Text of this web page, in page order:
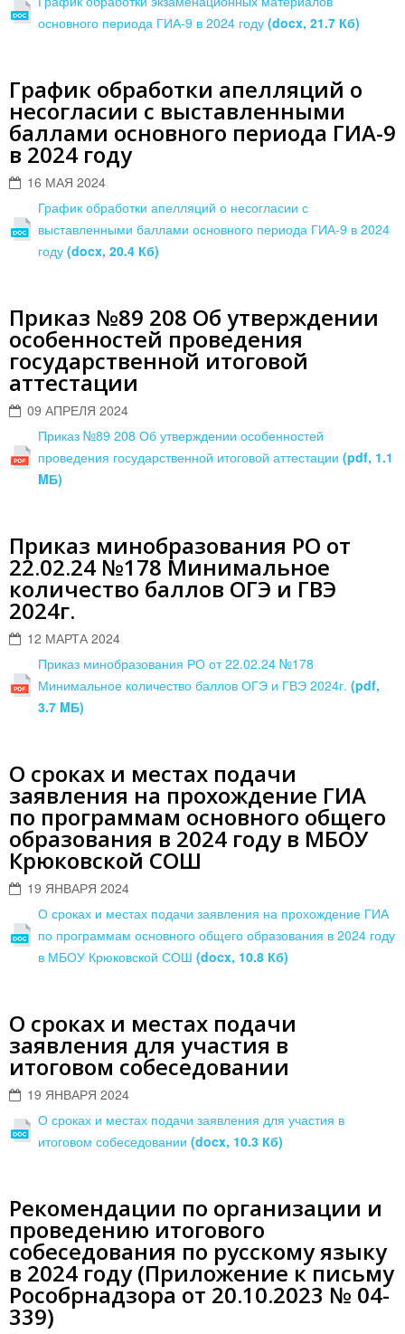
основного периода ГИА-9 в 2024 году (docx, 21.7 Кб)
График обработки апелляций о
несогласии с выставленными
баллами основного периода ГИА-9
в 2024 году
16 МАЯ 2024
График обработки апелляций о несогласии с
выставленными баллами основного периода ГИА-9 в 2024
году (docx, 20.4 Кб)
Приказ №89 208 Об утверждении
особенностей проведения
государственной итоговой
аттестации
09 АПРЕЛЯ 2024
Приказ №89 208 Об утверждении особенностей
проведения государственной итоговой аттестации (pdf, 1.1
MБ)
Приказ минобразования РО от
22.02.24 №178 Минимальное
количество баллов ОГЭ и ГВЭ
2024г.
12 МАРТА 2024
Приказ минобразования РО от 22.02.24 №178
Минимальное количество баллов ОГЭ и ГВЭ 2024г. (pdf,
3.7 MБ)
О сроках и местах подачи
заявления на прохождение ГИА
по программам основного общего
образования в 2024 году в МБОУ
Крюковской СОШ
19 ЯНВАРЯ 2024
О сроках и местах подачи заявления на прохождение ГИА
по программам основного общего образования в 2024 году
в МБОУ Крюковской СОШ (docx, 10.8 Кб)
О сроках и местах подачи
заявления для участия в
итоговом собеседовании
19 ЯНВАРЯ 2024
О сроках и местах подачи заявления для участия в
итоговом собеседовании (docx, 10.3 Кб)
Рекомендации по организации и
проведению итогового
собеседования по русскому языку
в 2024 году (Приложение к письму
Рособрнадзора от 20.10.2023 № 04-
339)